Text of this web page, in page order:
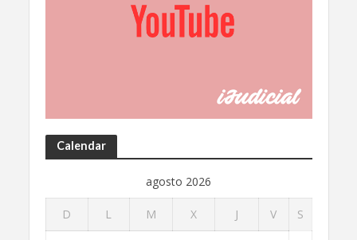
Calendar
agosto 2026
D L M X J V S